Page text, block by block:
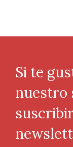
Si te
nuestro